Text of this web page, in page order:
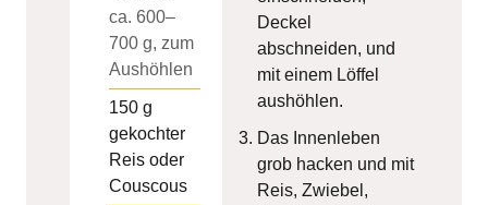
ca. 600–
700 g, zum
Aushöhlen
150 g
gekochter
Reis oder
Couscous
Deckel
abschneiden, und
mit einem Löffel
aushöhlen.
Das Innenleben
grob hacken und mit
Reis, Zwiebel,